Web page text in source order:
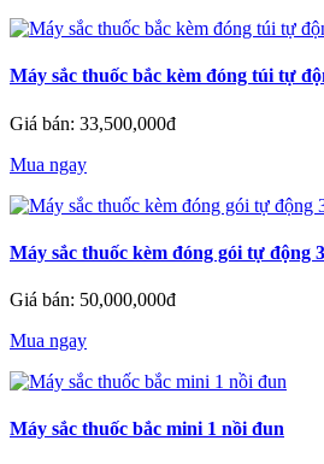
Máy sắc thuốc bắc kèm đóng túi tự
Giá bán: 33,500,000đ
Mua ngay
Máy sắc thuốc kèm đóng gói tự động
Giá bán: 50,000,000đ
Mua ngay
Máy sắc thuốc bắc mini 1 nồi đun